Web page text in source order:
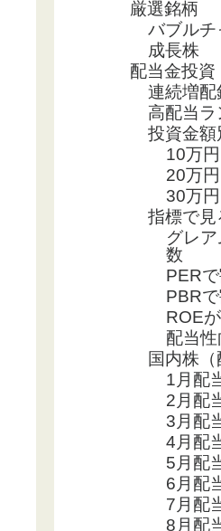
厳選銘柄
バブルチ
成長株
配当金投資
連続増配
高配当
投資金額
10万
20万
30万
指標で見
グレ
数
PER
PBR
ROE
配当性
国内株（
1月配
2月配
3月配
4月配
5月配
6月配
7月配
8月配